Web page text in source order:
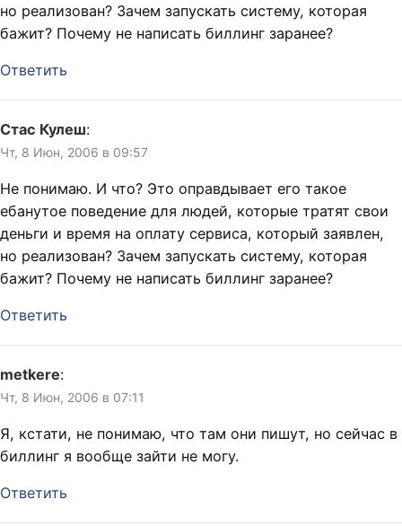
но реализован? Зачем запускать систему, которая
бажит? Почему не написать биллинг заранее?
Ответить
Стас Кулеш:
Чт, 8 Июн, 2006 в 09:57
Не понимаю. И что? Это оправдывает его такое
ебанутое поведение для людей, которые тратят свои
деньги и время на оплату сервиса, который заявлен,
но реализован? Зачем запускать систему, которая
бажит? Почему не написать биллинг заранее?
Ответить
metkere:
Чт, 8 Июн, 2006 в 07:11
Я, кстати, не понимаю, что там они пишут, но сейчас в
биллинг я вообще зайти не могу.
Ответить